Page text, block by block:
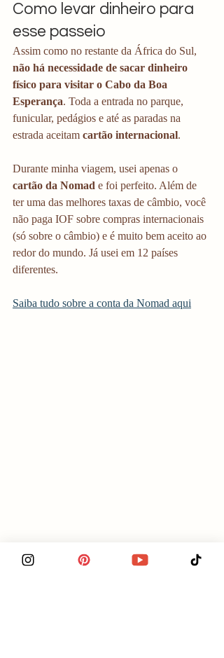
Como levar dinheiro para
esse passeio
Assim como no restante da África do Sul,
não há necessidade de sacar dinheiro
físico para visitar o Cabo da Boa
Esperança. Toda a entrada no parque,
funicular, pedágios e até as paradas na
estrada aceitam cartão internacional.
Durante minha viagem, usei apenas o
cartão da Nomad e foi perfeito. Além de
ter uma das melhores taxas de câmbio, você
não paga IOF sobre compras internacionais
(só sobre o câmbio) e é muito bem aceito ao
redor do mundo. Já usei em 12 países
diferentes.
Saiba tudo sobre a conta da Nomad aqui